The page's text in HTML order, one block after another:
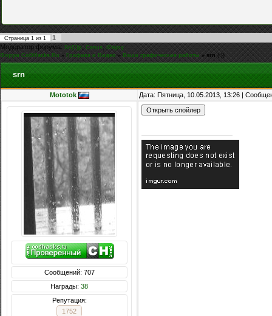
Страница 1 из 1
1
Модератор форума:Sn[1]p,Casus,iEnjoy
Форум CoDHacks.Ru » Графика и Видео » Ваши графические работы » srn (:})
srn
Mototok Дата: Пятница, 10.05.2013, 13:26 |
Сообщений: 707
Награды: 38
Репутация:
1752